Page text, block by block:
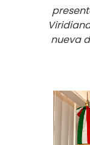
nueva